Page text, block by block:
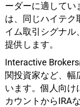
ーダーに適してい
は、同じハイテク
イム取引シグナル
提供します。
Interactive
関投資家など、幅
います。個人向け
カウントからIRA